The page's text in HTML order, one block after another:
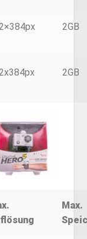
2GB
2GB
Max.